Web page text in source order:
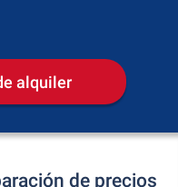
alquiler
de precios